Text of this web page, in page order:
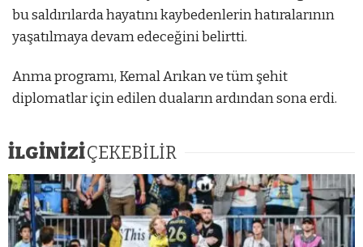
bu saldırılarda hayatını kaybedenlerin hatıralarının
yaşatılmaya devam edeceğini belirtti.
Anma programı, Kemal Arıkan ve tüm şehit
diplomatlar için edilen duaların ardından sona erdi.
İLGİNİZİÇEKEBİLİR